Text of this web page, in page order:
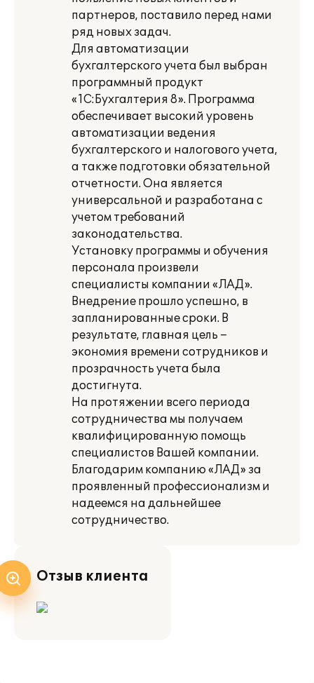
партнеров, поставило перед нами
ряд новых задач.
Для автоматизации
бухгалтерского учета был выбран
программный продукт
«1С:Бухгалтерия 8». Программа
обеспечивает высокий уровень
автоматизации ведения
бухгалтерского и налогового учета,
а также подготовки обязательной
отчетности. Она является
универсальной и разработана с
учетом требований
законодательства.
Установку программы и обучения
персонала произвели
специалисты компании «ЛАД».
Внедрение прошло успешно, в
запланированные сроки. В
результате, главная цель –
экономия времени сотрудников и
прозрачность учета была
достигнута.
На протяжении всего периода
сотрудничества мы получаем
квалифицированную помощь
специалистов Вашей компании.
Благодарим компанию «ЛАД» за
проявленный профессионализм и
надеемся на дальнейшее
сотрудничество.
Отзыв клиента